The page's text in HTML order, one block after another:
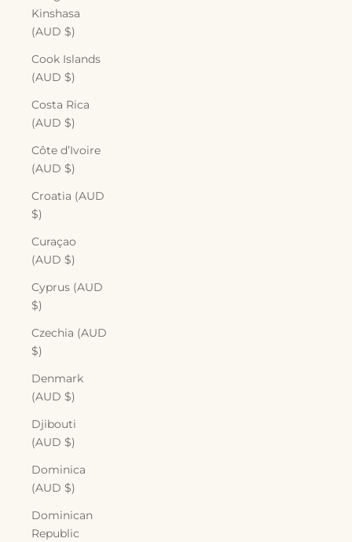
Kinshasa
(AUD $)
Cook Islands
(AUD $)
Costa Rica
(AUD $)
Côte d’Ivoire
(AUD $)
Croatia (AUD
$)
Curaçao
(AUD $)
Cyprus (AUD
$)
Czechia (AUD
$)
Denmark
(AUD $)
Djibouti
(AUD $)
Dominica
(AUD $)
Dominican
Republic